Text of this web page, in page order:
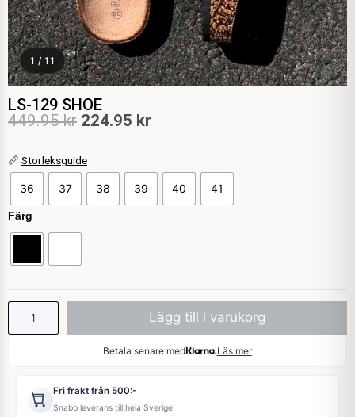
1 / 11
LS-129 SHOE
449.95kr Det
priset
var:
224.95 kr
priset
📏 Storleksguide
36 37 38 39 40 41
Färg
LS-
129
SHOE
mängd
Lägg till i varukorg
Betala senare med Läs mer
Fri frakt från 500:-
Snabb leverans till hela Sverige